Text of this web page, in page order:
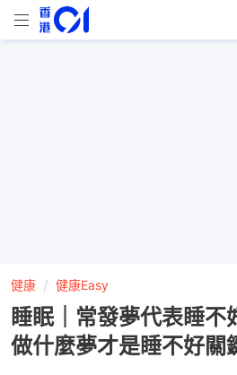
健康 健康Easy
睡眠｜常發夢代表睡不
做什麼夢才是睡不好關